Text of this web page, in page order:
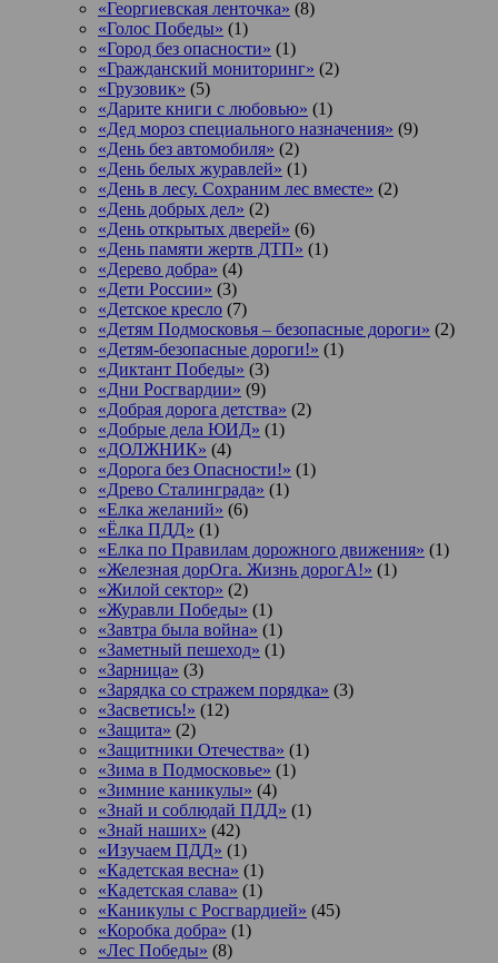
«Георгиевская ленточка» (8)
«Голос Победы» (1)
«Город без опасности» (1)
«Гражданский мониторинг» (2)
«Грузовик» (5)
«Дарите книги с любовью» (1)
«Дед мороз специального назначения» (9)
«День без автомобиля» (2)
«День белых журавлей» (1)
«День в лесу. Сохраним лес вместе» (2)
«День добрых дел» (2)
«День открытых дверей» (6)
«День памяти жертв ДТП» (1)
«Дерево добра» (4)
«Дети России» (3)
«Детское кресло (7)
«Детям Подмосковья – безопасные дороги» (2)
«Детям-безопасные дороги!» (1)
«Диктант Победы» (3)
«Дни Росгвардии» (9)
«Добрая дорога детства» (2)
«Добрые дела ЮИД» (1)
«ДОЛЖНИК» (4)
«Дорога без Опасности!» (1)
«Древо Сталинграда» (1)
«Елка желаний» (6)
«Ёлка ПДД» (1)
«Елка по Правилам дорожного движения» (1)
«Железная дорОга. Жизнь дорогА!» (1)
«Жилой сектор» (2)
«Журавли Победы» (1)
«Завтра была война» (1)
«Заметный пешеход» (1)
«Зарница» (3)
«Зарядка со стражем порядка» (3)
«Засветись!» (12)
«Защита» (2)
«Защитники Отечества» (1)
«Зима в Подмосковье» (1)
«Зимние каникулы» (4)
«Знай и соблюдай ПДД» (1)
«Знай наших» (42)
«Изучаем ПДД» (1)
«Кадетская весна» (1)
«Кадетская слава» (1)
«Каникулы с Росгвардией» (45)
«Коробка добра» (1)
«Лес Победы» (8)